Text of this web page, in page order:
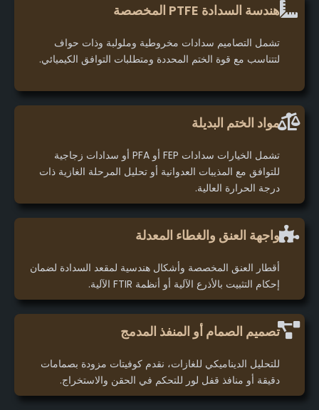
هندسة السدادة PTFE المخصصة
تشمل التصاميم سدادات مخروطية وملولبة وذات حواف
لتتناسب مع قوة الختم المحددة ومتطلبات التوافق الكيميائي.
مواد الختم البديلة
تشمل الخيارات سدادات FEP أو PFA أو سدادات زجاجية
للتوافق مع المذيبات العدوانية أو تحليل المرحلة الغازية ذات
درجة الحرارة العالية.
واجهة العنق والغطاء المعدلة
أقطار العنق المخصصة وأشكال هندسية لمقعد السدادة لضمان
إحكام التثبيت بالأذرع الآلية أو أنظمة FTIR الآلية.
تصميم الصمام أو المنفذ المدمج
للتحليل الديناميكي للغازات، نقدم كوفيتات مزودة بصمامات
دقيقة أو منافذ قفل لور للتحكم في الحقن والاستخراج.